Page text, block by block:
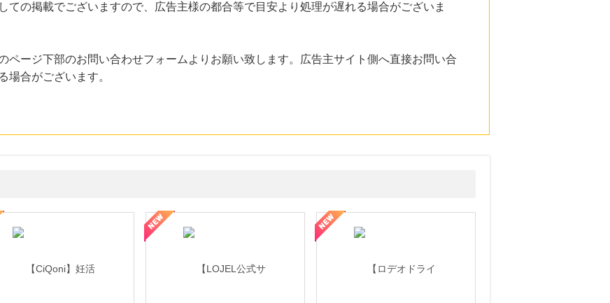
の掲載でございますので、広告主様の都合等で目安より処理が遅れる場合がございま
ページ下部のお問い合わせフォームよりお願い致します。広告主サイト側へ直接お問い合
場合がございます。
と高価買取を実現！ブランド品・貴金属の無料査定